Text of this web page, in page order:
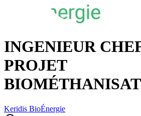
INGENIEUR
PROJET
Keridis BioÉnergie